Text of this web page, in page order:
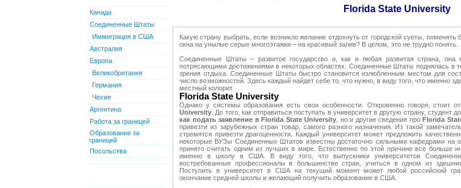
Канада
Соединенные Штаты
Иммиграция в США
Австралия
Европа
Великобритания
Германия
Чехия
Аргентина
Работа за границей
Образование за
границей
Посольства
Florida State University
Какую страну выбрать, если возникло желание отдохнуть от городской суеты,
окна на унылые серые многоэтажки – на красивый залив? В целом, это не трудно понять.
Соединенные Штаты – развитое государство и, как и любая развитая страна, она
потрясающими достижениями в некоторых областях. Соединенные Штаты поднялась в
зрения отдыха. Соединенные Штаты быстро становится излюбленным местом для
число возможностей. Здесь каждый найдет себе то, что нужно, в виду того, что именно
местный колорит.
Florida State University
Однако у системы образования есть свои особенности. Откровенно говоря, стоит
University . До того, как отправиться поступать в университет в другую страну, студент
как подать заявление в Florida State University , но и другие сведения про Florida
привезти из зарубежных стран товар, самого разного назначения. Из такой
стремятся привезти драгоценности. Каждый университет может предложить
некоторые ВУЗы Соединенных Штатов известны достаточно сильными кафедрами на
принято считать одним из лучших в мире. Естественно по этой причине все больше
именно в школу в США. В виду того, что выпускники университетов
востребованные профессионалы в большинстве стран, учиться в одном из
Поступить в университет в США на текущий момент может любой российский
окончание средней школы и желающий получить образование в США.